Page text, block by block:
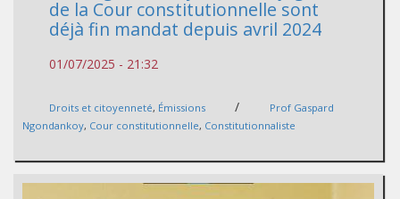
de la Cour constitutionnelle sont
déjà fin mandat depuis avril 2024
01/07/2025 - 21:32
Droits et citoyenneté, Émissions /
Prof Gaspard
Ngondankoy, Cour constitutionnelle, Constitutionnaliste